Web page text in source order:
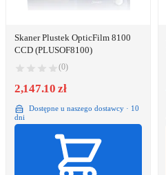
Skaner Plustek OpticFilm 8100
CCD (PLUSOF8100)
(0)
2,147.10 zł
Dostępne u naszego dostawcy · 10
dni